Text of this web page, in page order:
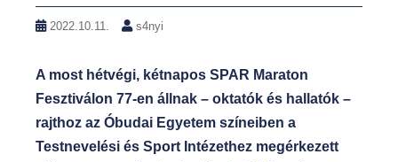
2022.10.11. s4nyi
A most hétvégi, kétnapos SPAR Maraton
Fesztiválon 77-en állnak – oktatók és hallatók –
rajthoz az Óbudai Egyetem színeiben a
Testnevelési és Sport Intézethez megérkezett